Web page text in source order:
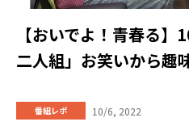
【おいでよ！青春る
二人組」お笑いから趣
番組レポ 10/6, 2022